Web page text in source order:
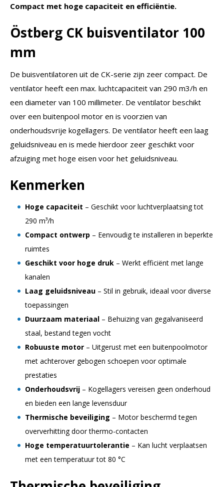
Compact met hoge capaciteit en efficiëntie.
Östberg CK buisventilator 100
mm
De buisventilatoren uit de CK-serie zijn zeer compact. De
ventilator heeft een max. luchtcapaciteit van 290 m3/h en
een diameter van 100 millimeter. De ventilator beschikt
over een buitenpool motor en is voorzien van
onderhoudsvrije kogellagers. De ventilator heeft een laag
geluidsniveau en is mede hierdoor zeer geschikt voor
afzuiging met hoge eisen voor het geluidsniveau.
Kenmerken
Hoge capaciteit – Geschikt voor luchtverplaatsing tot
290 m³/h
Compact ontwerp – Eenvoudig te installeren in beperkte
ruimtes
Geschikt voor hoge druk – Werkt efficiënt met lange
kanalen
Laag geluidsniveau – Stil in gebruik, ideaal voor diverse
toepassingen
Duurzaam materiaal – Behuizing van gegalvaniseerd
staal, bestand tegen vocht
Robuuste motor – Uitgerust met een buitenpoolmotor
met achterover gebogen schoepen voor optimale
prestaties
Onderhoudsvrij – Kogellagers vereisen geen onderhoud
en bieden een lange levensduur
Thermische beveiliging – Motor beschermd tegen
oververhitting door thermo-contacten
Hoge temperatuurtolerantie – Kan lucht verplaatsen
met een temperatuur tot 80 °C